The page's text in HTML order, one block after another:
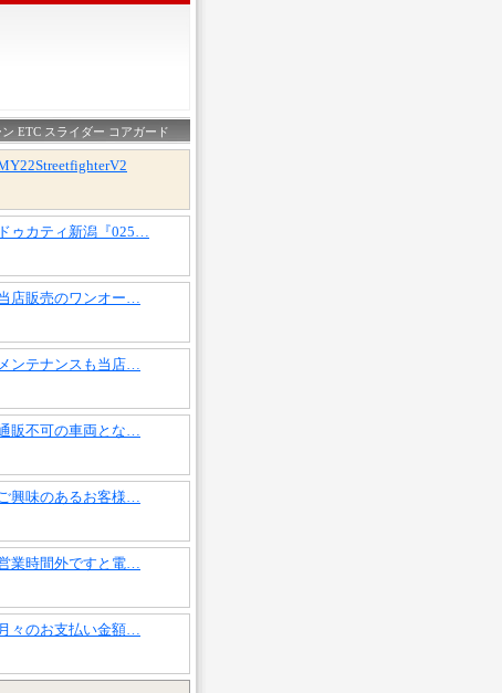
ETC スライダー コアガード
ドゥカティ新潟『025…
店販売のワンオー…
メンテナンスも当店…
販不可の車両とな…
興味のあるお客様…
業時間外ですと電…
月々のお支払い金額…